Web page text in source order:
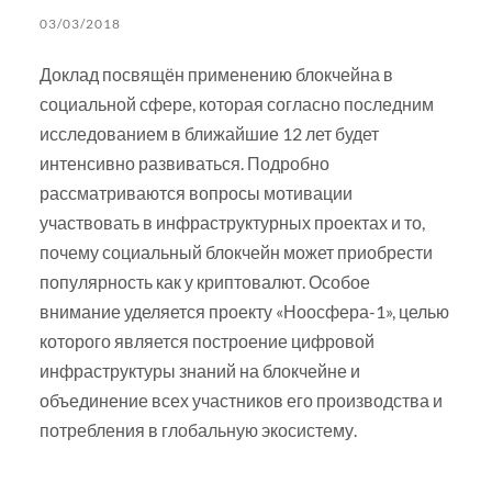
03/03/2018
Доклад посвящён применению блокчейна в
социальной сфере, которая согласно последним
исследованием в ближайшие 12 лет будет
интенсивно развиваться. Подробно
рассматриваются вопросы мотивации
участвовать в инфраструктурных проектах и то,
почему социальный блокчейн может приобрести
популярность как у криптовалют. Особое
внимание уделяется проекту «Ноосфера-1», целью
которого является построение цифровой
инфраструктуры знаний на блокчейне и
объединение всех участников его производства и
потребления в глобальную экосистему.